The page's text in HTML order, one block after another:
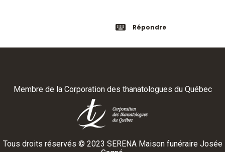
Répondre
Membre de la Corporation des thanatologues du Québec
Tous droits réservés © 2023 SERENA Maison funéraire Josée